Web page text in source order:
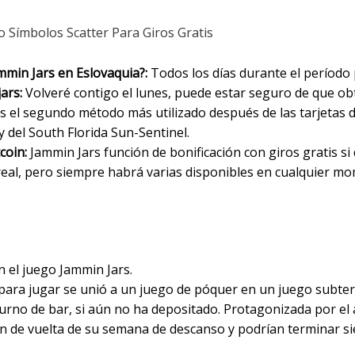
Símbolos Scatter Para Giros Gratis
Jars en Eslovaquia?:Todos los días durante el período
Volveré contigo el lunes, puede estar seguro de que
el segundo método más utilizado después de las tarjetas
South Florida Sun-Sentinel.
Jammin Jars función de bonificación con giros gratis
pero siempre habrá varias disponibles en cualquier
juego Jammin Jars.
jugar se unió a un juego de póquer en un juego
de bar, si aún no ha depositado. Protagonizada por
de vuelta de su semana de descanso y podrían terminar